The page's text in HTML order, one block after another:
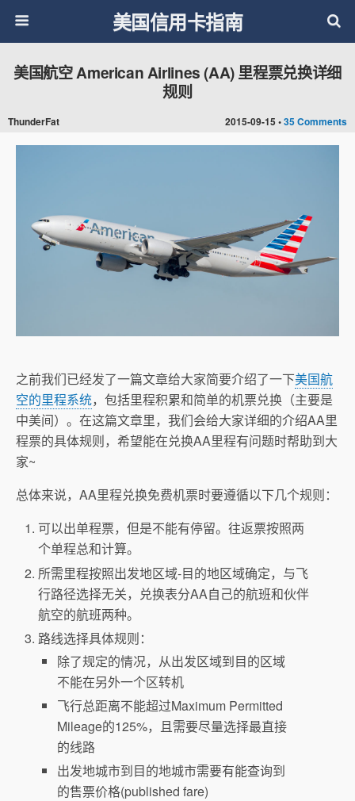
美国信用卡指南
2015-09-15 •35 Comments
美国航空 American Airlines (AA) 里程票兑换详细
规则
ThunderFat
之前我们已经发了一篇文章给大家简要介绍了一下美国航
空的里程系统，包括里程积累和简单的机票兑换（主要是
中美间）。在这篇文章里，我们会给大家详细的介绍AA里
程票的具体规则，希望能在兑换AA里程有问题时帮助到大
家~
总体来说，AA里程兑换免费机票时要遵循以下几个规则：
可以出单程票，但是不能有停留。往返票按照两
个单程总和计算。
所需里程按照出发地区域-目的地区域确定，与飞
行路径选择无关，兑换表分AA自己的航班和伙伴
航空的航班两种。
路线选择具体规则：
除了规定的情况，从出发区域到目的区域
不能在另外一个区转机
飞行总距离不能超过Maximum Permitted
Mileage的125%，且需要尽量选择最直接
的线路
出发地城市到目的地城市需要有能查询到
的售票价格(published fare)